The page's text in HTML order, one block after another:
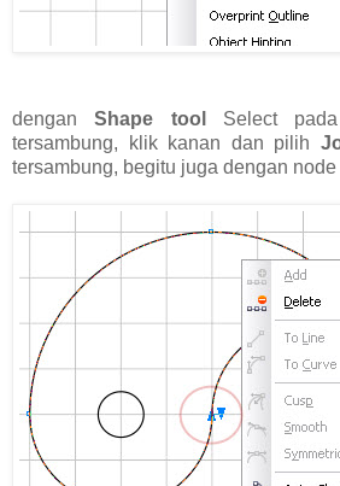
denganShape tool
Select
tersambung, klik kanan dan pilih
tersambung, begitu juga dengan